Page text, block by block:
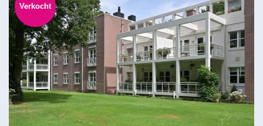
Verkocht